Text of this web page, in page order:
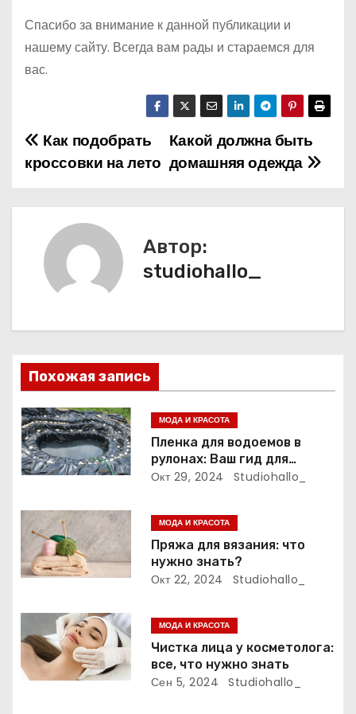
Спасибо за внимание к данной публикации и
нашему сайту. Всегда вам рады и стараемся для
вас.
Н
а
в
и
я
п
о
з
а
п
и
с
я
Какой должна быть
домашняя одежда
Как подобрать
кроссовки на лето
Автор:
studiohallo_
Похожая запись
МОДА И КРАСОТА
Пленка для водоемов в
рулонах: Ваш гид для
выбора и применения
Окт 29, 2024 Studiohallo_
МОДА И КРАСОТА
Пряжа для вязания: что
нужно знать?
Окт 22, 2024 Studiohallo_
МОДА И КРАСОТА
Чистка лица у косметолога:
все, что нужно знать
Сен 5, 2024 Studiohallo_